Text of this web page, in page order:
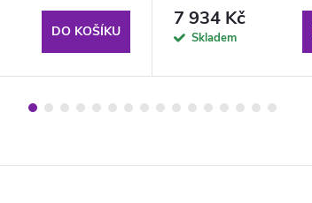
DO KOŠÍKU
7 934 Kč
Skladem